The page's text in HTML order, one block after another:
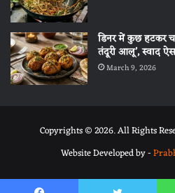
डिनर में कुछ हटकर
तंदूरी आलू’, स्वाद
March 9, 2026
Copyrights © 2026. All Rights
Website Developed by -